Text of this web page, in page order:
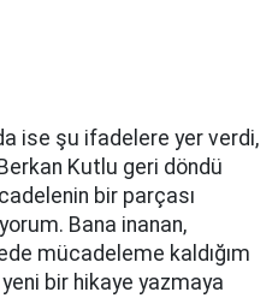
ise şu ifadelere yer verdi,
Kutlu geri döndü
bir parçası
Bana inanan,
mücadeleme kaldığım
bir hikaye yazmaya